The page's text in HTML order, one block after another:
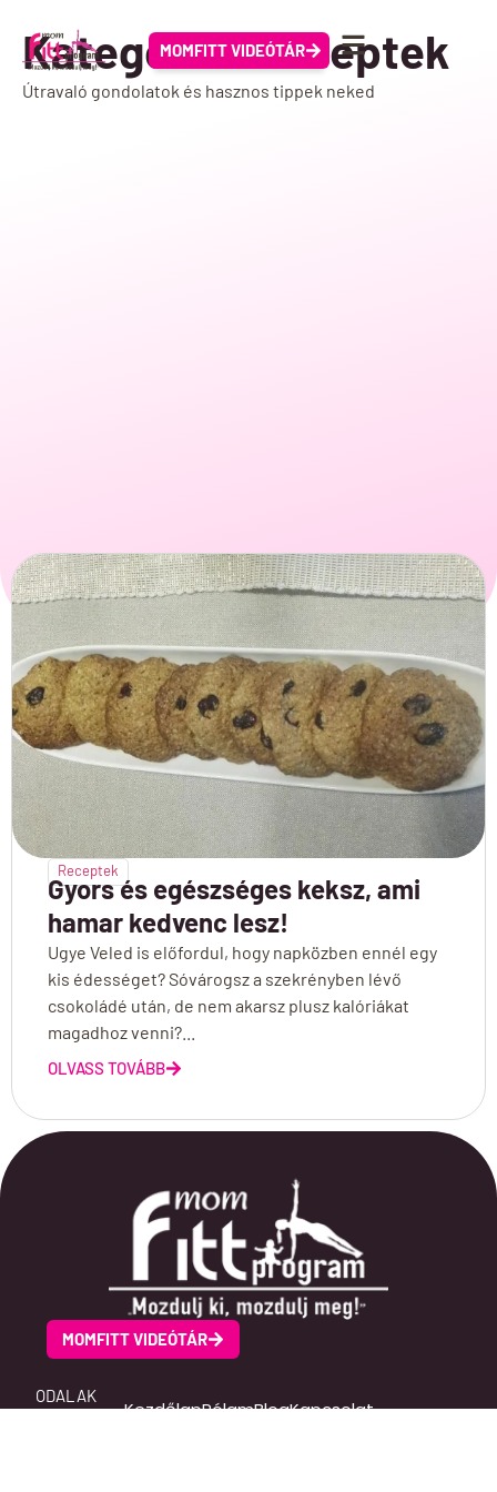
MOMFITT VIDEÓTÁR
Kategória: Receptek
Útravaló gondolatok és hasznos tippek neked
Receptek
Gyors és egészséges keksz, ami
hamar kedvenc lesz!
Ugye Veled is előfordul, hogy napközben ennél egy
kis édességet? Sóvárogsz a szekrényben lévő
csokoládé után, de nem akarsz plusz kalóriákat
magadhoz venni?...
OLVASS TOVÁBB
MOMFITT VIDEÓTÁR
ODALAK
KezdőlapRólamBlogKapcsolat